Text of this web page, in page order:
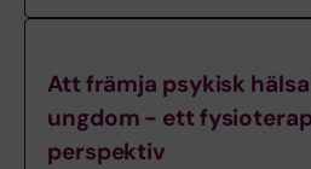
Att främja psykisk
ungdom - ett
perspektiv